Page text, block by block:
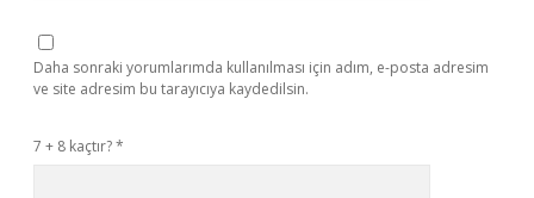
Daha sonraki yorumlarımda kullanılması için adım, e-posta adresim
ve site adresim bu tarayıcıya kaydedilsin.
7 + 8 kaçtır?*